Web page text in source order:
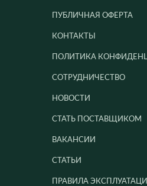
ПУБЛИЧНАЯ ОФЕРТА
КОНТАКТЫ
ПОЛИТИКА
СОТРУДНИЧЕСТВО
НОВОСТИ
СТАТЬ ПОСТАВЩИКОМ
ВАКАНСИИ
СТАТЬИ
ПРАВИЛА